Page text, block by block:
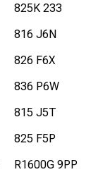
825K 233
816 J6N
826 F6X
836 P6W
815 J5T
825 F5P
R1600G 9PP